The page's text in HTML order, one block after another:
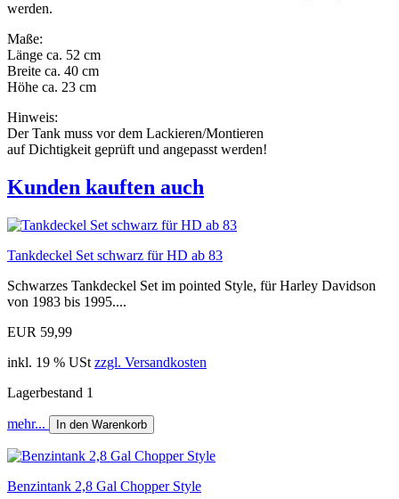
werden.
Maße:
Länge ca. 52 cm
Breite ca. 40 cm
Höhe ca. 23 cm
Hinweis:
Der Tank muss vor dem Lackieren/Montieren
auf Dichtigkeit geprüft und angepasst werden!
Kunden kauften auch
Tankdeckel Set schwarz für HD ab 83
Schwarzes Tankdeckel Set im pointed Style, für Harley Davidson
von 1983 bis 1995....
EUR 59,99
inkl. 19 % USt zzgl. Versandkosten
Lagerbestand 1
mehr... In den Warenkorb
Benzintank 2,8 Gal Chopper Style